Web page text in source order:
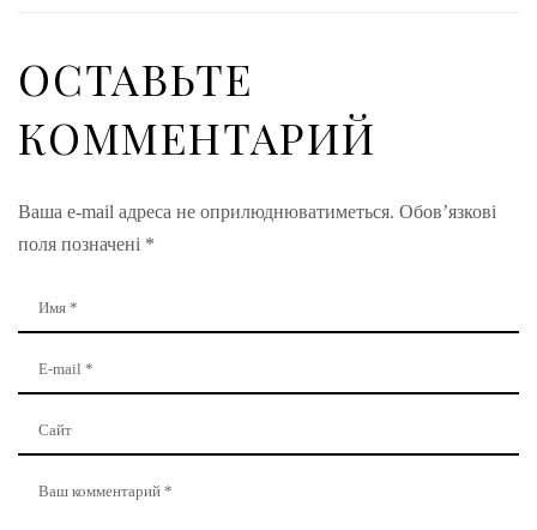
ОСТАВЬТЕ
КОММЕНТАРИЙ
Ваша e-mail адреса не оприлюднюватиметься. Обов’язкові
поля позначені *